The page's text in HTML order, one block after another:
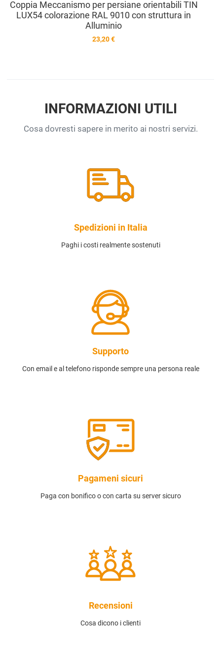
Coppia Meccanismo per persiane orientabili TIN
LUX54 colorazione RAL 9010 con struttura in
Alluminio
23,20 €
INFORMAZIONI UTILI
Cosa dovresti sapere in merito ai nostri servizi.
Spedizioni in Italia
Paghi i costi realmente sostenuti
Supporto
Con email e al telefono risponde sempre una persona reale
Pagameni sicuri
Paga con bonifico o con carta su server sicuro
Recensioni
Cosa dicono i clienti